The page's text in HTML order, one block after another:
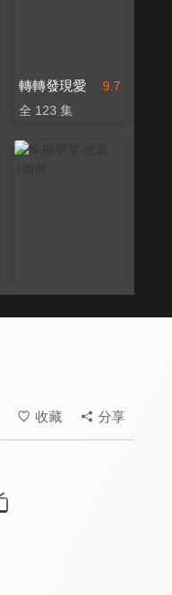
9.7
轉轉發現愛
全 123 集
收藏 分享